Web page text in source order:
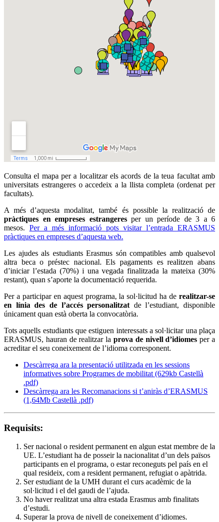
Consulta el mapa per a localitzar els acords de la teua facultat amb
universitats estrangeres o accedeix a la llista completa (ordenat per
facultats).
A més d’aquesta modalitat, també és possible la realització de
pràctiques en empreses estrangeres per un període de 3 a 6
mesos. Per a més informació pots visitar l’entrada ERASMUS
pràctiques en empreses d’aquesta web.
Les ajudes als estudiants Erasmus són compatibles amb qualsevol
altra beca o préstec nacional. Els pagaments es realitzen abans
d’iniciar l’estada (70%) i una vegada finalitzada la mateixa (30%
restant), quan s’aporte la documentació requerida.
Per a participar en aquest programa, la sol·licitud ha de realitzar-se
en línia des de l’accés personalitzat de l’estudiant, disponible
únicament quan està oberta la convocatòria.
Tots aquells estudiants que estiguen interessats a sol·licitar una plaça
ERASMUS, hauran de realitzar la prova de nivell d’idiomes per a
acreditar el seu coneixement de l’idioma corresponent.
Descàrrega ara la presentació utilitzada en les sessions
informatives sobre Programes de mobilitat (629kb Castellà
.pdf)
Descàrrega ara les Recomanacions si t’aniràs d’ERASMUS
(1,64Mb Castellà .pdf)
Requisits:
Ser nacional o resident permanent en algun estat membre de la
UE. L’estudiant ha de posseir la nacionalitat d’un dels països
participants en el programa, o estar reconeguts pel país en el
qual resideix, com a resident permanent, refugiat o apàtrida.
Ser estudiant de la UMH durant el curs acadèmic de la
sol·licitud i el del gaudi de l’ajuda.
No haver realitzat una altra estada Erasmus amb finalitats
d’estudi.
Superar la prova de nivell de coneixement d’idiomes.